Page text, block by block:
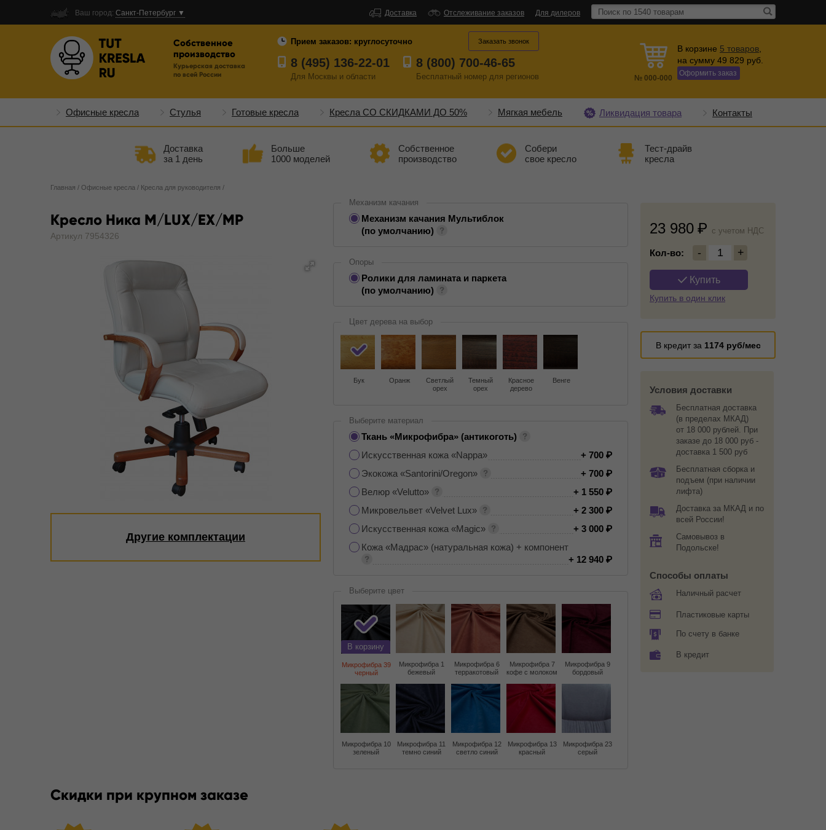
Ваш город: Санкт-Петербург ▼ Доставка Отслеживание заказов Для дилеров
Собственное
производство
Курьерская доставка
по всей России
Прием заказов: круглосуточно
8 (495) 136-22-01
Для Москвы и области
8 (800) 700-46-65
Бесплатный номер для регионов
Заказать звонок
№ 000-000
В корзине 5 товаров
на сумму 49 829 руб.
Оформить заказ
Офисные кресла Стулья Готовые кресла Кресла СО СКИДКАМИ ДО 50% Мягкая мебель Ликвидация товара Контакты
Доставка
за 1 день
Больше
1000 моделей
Собственное
производство
Собери
свое кресло
Тест-драйв
кресла
Главная / Офисные кресла / Кресла для руководителя /
Кресло Ника M/LUX/EX/MP
Артикул 7954326
Другие комплектации
23 980 c учетом НДС
Кол-во: - 1 +
Купить
Купить в один клик
В кредит за 1174руб/мес
Условия доставки
Бесплатная доставка
(в пределах МКАД)
от 18 000 рублей. При
заказе до 18 000 руб -
доставка 1 500 руб
Бесплатная сборка и
подъем (при наличии
лифта)
Доставка за МКАД и по
всей России!
Самовывоз в
Подольске!
Способы оплаты
Наличный расчет
Пластиковые карты
По счету в банке
В кредит
Механизм качания
Механизм качания Мультиблок
(по умолчанию)
Опоры
Ролики для ламината и паркета
(по умолчанию)
Цвет дерева на выбор
Бук Оранж
Светлый
орех
Темный
орех
Красное
дерево
Венге
Выберите материал
Ткань «Микрофибра» (антикоготь)
Искусственная кожа «Nappa»
+ 700
Экокожа «Santorini/Oregon»
+ 700
Велюр «Velutto»
+ 1 550
Микровельвет «Velvet Lux»
+ 2 300
Искусственная кожа «Magic»
+ 3 000
Кожа «Мадрас» (натуральная кожа) + компонент
+ 12 940
Выберите цвет
В корзину
Микрофибра 39
черный
Микрофибра 1
бежевый
Микрофибра 6
терракотовый
Микрофибра 7
кофе с молоком
Микрофибра 9
бордовый
Микрофибра 10
зеленый
Микрофибра 11
темно синий
Микрофибра 12
светло синий
Микрофибра 13
красный
Микрофибра 23
серый
Скидки при крупном заказе